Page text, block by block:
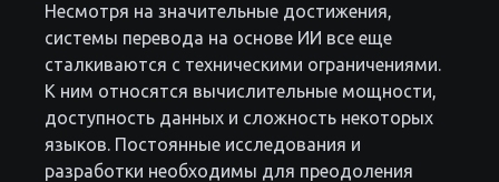
Несмотря на значительные достижения,
системы перевода на основе ИИ все еще
сталкиваются с техническими ограничениями.
К ним относятся вычислительные мощности,
доступность данных и сложность некоторых
языков. Постоянные исследования и
разработки необходимы для преодоления